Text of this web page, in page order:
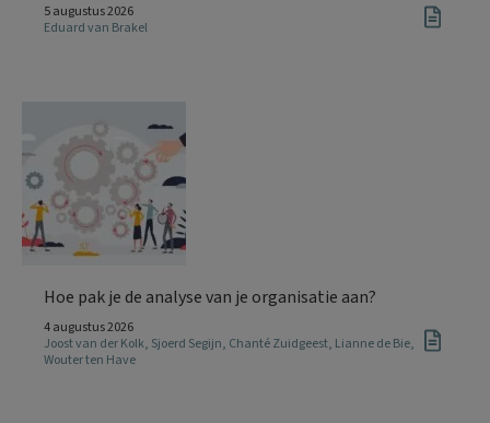
5 augustus 2026
Eduard van Brakel
Hoe pak je de analyse van je organisatie aan?
4 augustus 2026
Joost van der Kolk, Sjoerd Segijn, Chanté Zuidgeest, Lianne de Bie,
Wouter ten Have